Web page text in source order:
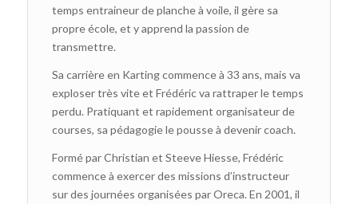
temps entraineur de planche à voile, il gère sa
propre école, et y apprend la passion de
transmettre.
Sa carrière en Karting commence à 33 ans, mais va
exploser très vite et Frédéric va rattraper le temps
perdu. Pratiquant et rapidement organisateur de
courses, sa pédagogie le pousse à devenir coach.
Formé par Christian et Steeve Hiesse, Frédéric
commence à exercer des missions d’instructeur
sur des journées organisées par Oreca. En 2001, il